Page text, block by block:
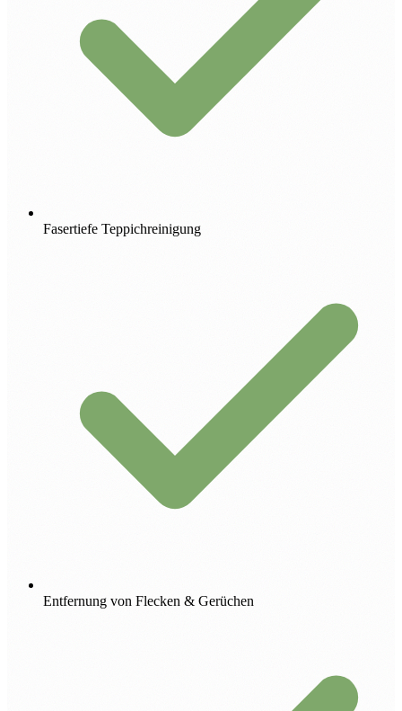
Fasertiefe Teppichreinigung
Entfernung von Flecken & Gerüchen